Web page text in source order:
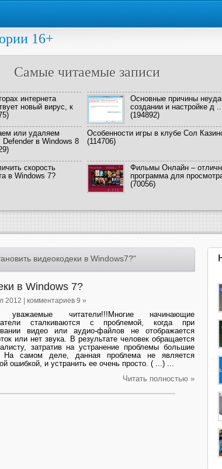
16+
Самые читаемые записи
интернета
новый вирус, к
Основные причины
создании и настройке д
(194892)
или удаляем
Defender в Windows 8
Особенности игры в клубе Сол
(114706)
скорость
в Windows 7?
Фильмы Онлайн –
программа для
(70056)
видеокодеки в Windows7?"
в Windows 7?
2012 | комментариев 9 »
уважаемые читатели!!!Многие начинающие
сталкиваются с проблемой, когда при
видео или аудио-файлов не отображается
или нет звука. В результате человек обращается
затратив на устранение проблемы большие
На самом деле, данная проблема не является
ошибкой, и устранить ее очень просто. ( ...) ...
Читать полностью »